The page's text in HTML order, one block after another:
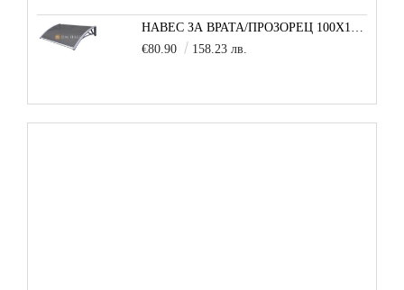
НАВЕС ЗА ВРАТА/ПРОЗОРЕЦ 100Х150 СМ, СИВО-СИВО
€80.90
158.23 лв.